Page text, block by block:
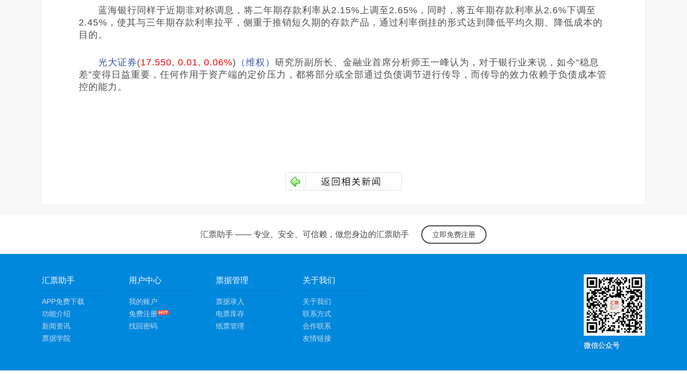
蓝海银行同样于近期非对称调息，将二年期存款利率从2.15%上调至2.65%，同时，将五年期存款利率从2.6%下调至
2.45%，使其与三年期存款利率拉平，侧重于推销短久期的存款产品，通过利率倒挂的形式达到降低平均久期、降低成本的
目的。
光大证券(17.550, 0.01, 0.06%) （维权） 研究所副所长、金融业首席分析师王一峰认为，对于银行业来说，如今“稳息
差”变得日益重要，任何作用于资产端的定价压力，都将部分或全部通过负债调节进行传导，而传导的效力依赖于负债成本管
控的能力。
汇票助手 —— 专业、安全、可信赖，做您身边的汇票助手 立即免费注册
汇票助手
APP免费下载
功能介绍
新闻资讯
票据学院
用户中心
我的账户
免费注册
找回密码
票据管理
票据录入
电票库存
纸票管理
关于我们
关于我们
联系方式
合作联系
友情链接
微信公众号